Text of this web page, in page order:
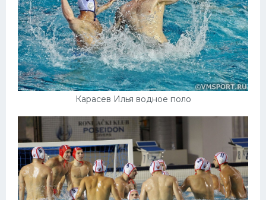
Карасев Илья водное поло